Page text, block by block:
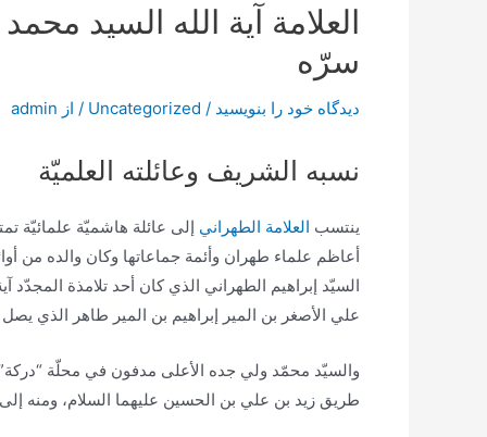
العلامة آیة الله السيد
سرّه
دیدگاه‌ خود را بنویسید /
Uncategorized / از admin
نسبه الشريف وعائلته العلميّة
ينتسب العلامة الطهراني إلى عائلة هاشميّة علمائيّة
أعاظم علماء طهران وأئمة جماعاتها وكان والده من
السيّد إبراهيم الطهراني الذي كان أحد تلامذة المجدّد
علي الأصغر بن المير إبراهيم بن المير طاهر الذي
والسيّد محمّد ولي جده الأعلى مدفون في محلّة
طريق زيد بن علي بن الحسين عليهما السلام، ومنه